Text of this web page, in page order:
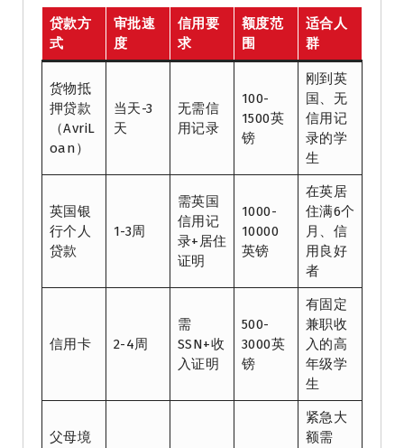
贷款方
式
审批速
度
信用要
求
额度范
围
适合人
群
货物抵
押贷款
（AvriL
oan）
当天-3
天
无需信
用记录
100-
1500英
镑
刚到英
国、无
信用记
录的学
生
英国银
行个人
贷款
1-3周
需英国
信用记
录+居住
证明
1000-
10000
英镑
在英居
住满6个
月、信
用良好
者
信用卡 2-4周
需
SSN+收
入证明
500-
3000英
镑
有固定
兼职收
入的高
年级学
生
父母境
紧急大
额需